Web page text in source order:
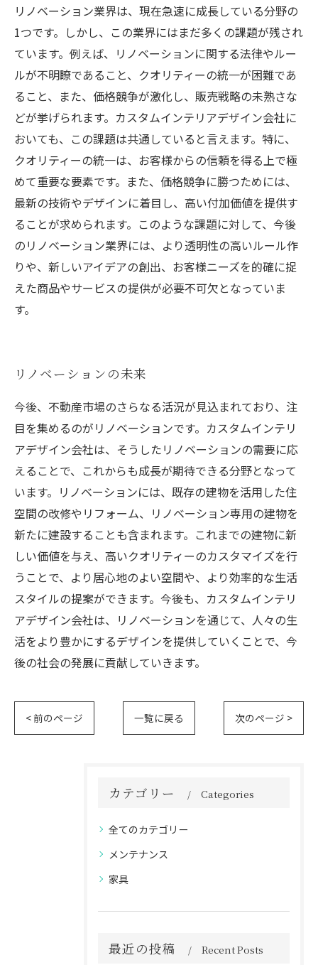
リノベーション業界は、現在急速に成長している分野の
1つです。しかし、この業界にはまだ多くの課題が残され
ています。例えば、リノベーションに関する法律やルー
ルが不明瞭であること、クオリティーの統一が困難であ
ること、また、価格競争が激化し、販売戦略の未熟さな
どが挙げられます。カスタムインテリアデザイン会社に
おいても、この課題は共通していると言えます。特に、
クオリティーの統一は、お客様からの信頼を得る上で極
めて重要な要素です。また、価格競争に勝つためには、
最新の技術やデザインに着目し、高い付加価値を提供す
ることが求められます。このような課題に対して、今後
のリノベーション業界には、より透明性の高いルール作
りや、新しいアイデアの創出、お客様ニーズを的確に捉
えた商品やサービスの提供が必要不可欠となっていま
す。
リノベーションの未来
今後、不動産市場のさらなる活況が見込まれており、注
目を集めるのがリノベーションです。カスタムインテリ
アデザイン会社は、そうしたリノベーションの需要に応
えることで、これからも成長が期待できる分野となって
います。リノベーションには、既存の建物を活用した住
空間の改修やリフォーム、リノベーション専用の建物を
新たに建設することも含まれます。これまでの建物に新
しい価値を与え、高いクオリティーのカスタマイズを行
うことで、より居心地のよい空間や、より効率的な生活
スタイルの提案ができます。今後も、カスタムインテリ
アデザイン会社は、リノベーションを通じて、人々の生
活をより豊かにするデザインを提供していくことで、今
後の社会の発展に貢献していきます。
< 前のページ 一覧に戻る 次のページ >
カテゴリー Categories
全てのカテゴリー
メンテナンス
家具
最近の投稿 Recent Posts